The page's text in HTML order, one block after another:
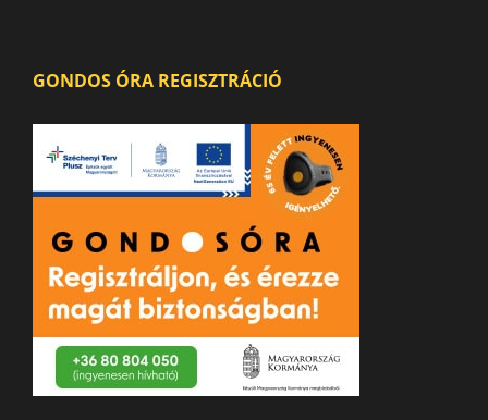
GONDOS ÓRA REGISZTRÁCIÓ